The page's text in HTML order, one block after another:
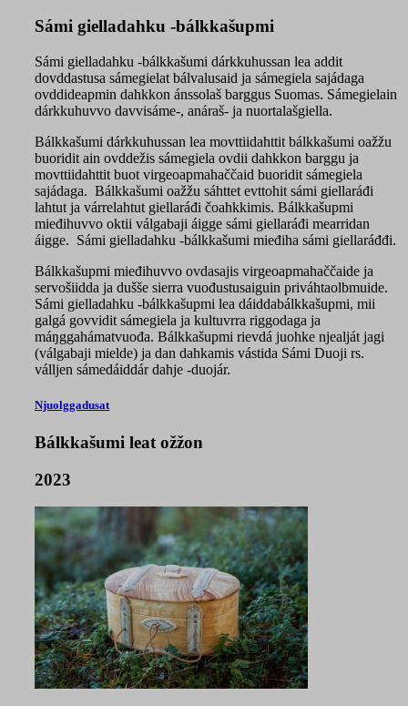
Sámi gielladahku -bálkkašupmi
Sámi gielladahku -bálkkašumi dárkkuhussan lea addit
dovddastusa sámegielat bálvalusaid ja sámegiela sajádaga
ovddideapmin dahkkon ánssolaš barggus Suomas. Sámegielain
dárkkuhuvvo davvisáme-, anáraš- ja nuortalašgiella.
Bálkkašumi dárkkuhussan lea movttiidahttit bálkkašumi oažžu
buoridit ain ovddežis sámegiela ovdii dahkkon barggu ja
movttiidahttit buot virgeoapmahaččaid buoridit sámegiela
sajádaga. Bálkkašumi oažžu sáhttet evttohit sámi giellaráđi
lahtut ja várrelahtut giellaráđi čoahkkimis. Bálkkašupmi
mieđihuvvo oktii válgabaji áigge sámi giellaráđi mearridan
áigge. Sámi gielladahku -bálkkašumi mieđiha sámi giellaráđđi.
Bálkkašupmi mieđihuvvo ovdasajis virgeoapmahaččaide ja
servošiidda ja dušše sierra vuođustusaiguin priváhtaolbmuide.
Sámi gielladahku -bálkkašupmi lea dáiddabálkkašupmi, mii
galgá govvidit sámegiela ja kultuvrra riggodaga ja
máŋggahámatvuođa. Bálkkašupmi rievdá juohke njealját jagi
(válgabaji mielde) ja dan dahkamis vástida Sámi Duoji rs.
válljen sámedáiddár dahje -duojár.
Njuolggadusat
Bálkkašumi leat ožžon
2023